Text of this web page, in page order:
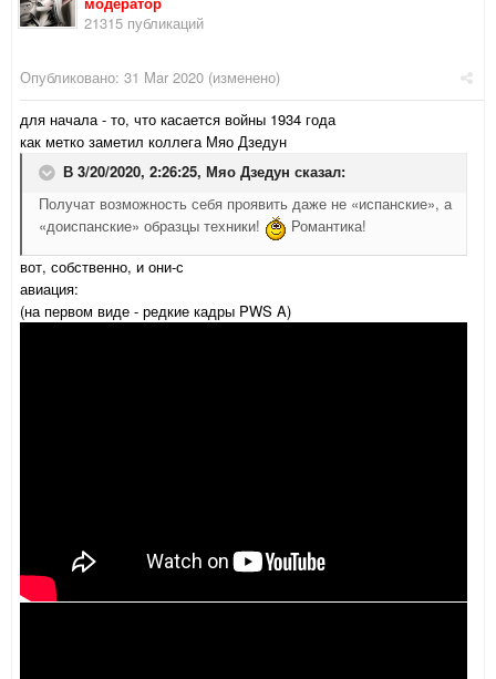
21315 публикаций
Опубликовано: 31 Mar 2020 (изменено)
для начала - то, что касается войны 1934 года
как метко заметил коллега Мяо Дзедун
В 3/20/2020, 2:26:25, Мяо Дзедун сказал:
Получат возможность себя проявить даже не «испанские», а
«доиспанские» образцы техники!
Романтика!
вот, собственно, и они-с
авиация:
(на первом виде - редкие кадры PWS A)